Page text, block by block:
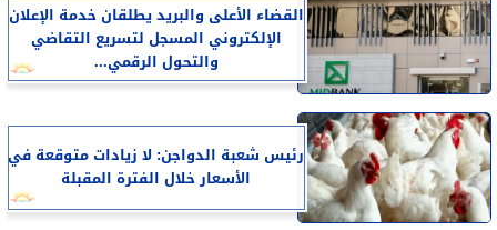
القضاء الأعلى والبريد يطلقان خدمة الإعلان
الإلكتروني المسجل لتسريع التقاضي
والتحول الرقمي...
رئيس شعبة الدواجن: لا زيادات متوقعة في
الأسعار خلال الفترة المقبلة